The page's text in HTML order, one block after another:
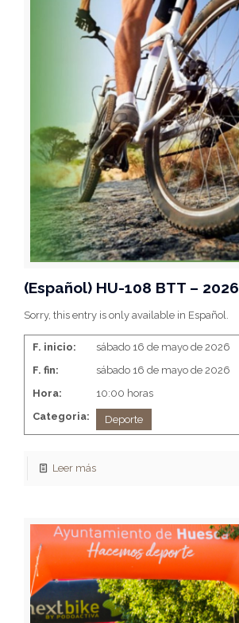
(Español) HU-108 BTT – 2026
Sorry, this entry is only available in Español.
F. inicio:
sábado 16 de mayo de 2026
F. fin:
sábado 16 de mayo de 2026
Hora:
10:00 horas
Categoria:
Deporte
Leer más